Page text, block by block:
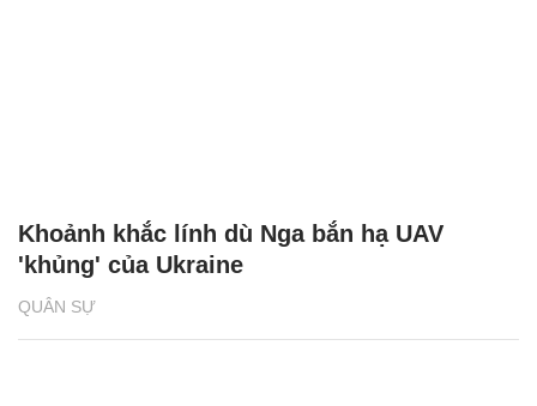
QUÂN SỰ
Khoảnh khắc lính dù Nga bắn hạ UAV
'khủng' của Ukraine